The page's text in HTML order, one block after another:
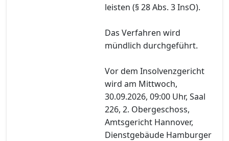
leisten (§ 28 Abs. 3 InsO).
Das Verfahren wird
mündlich durchgeführt.
Vor dem Insolvenzgericht
wird am Mittwoch,
30.09.2026, 09:00 Uhr, Saal
226, 2. Obergeschoss,
Amtsgericht Hannover,
Dienstgebäude Hamburger